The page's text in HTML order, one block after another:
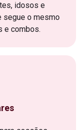
idosos e
segue o mesmo
e combos.